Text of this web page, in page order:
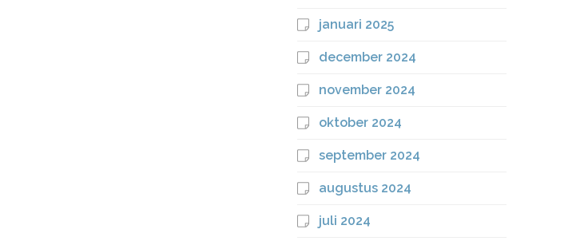
januari 2025
december 2024
november 2024
oktober 2024
september 2024
augustus 2024
juli 2024